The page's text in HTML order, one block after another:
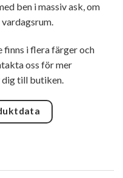
ben i massiv ask, om
finns i flera färger och
oss för mer
dig till butiken.